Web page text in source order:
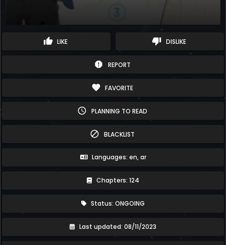
thumb_up LIKE thumb_down DISLIKE
report REPORT
favorite FAVORITE
schedule PLANNING TO READ
block BLACKLIST
Languages: en, ar
Chapters: 124
Status: ONGOING
Last updated: 08/11/2023